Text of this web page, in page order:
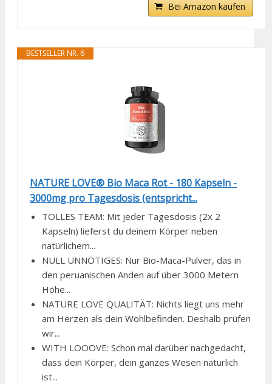
Bei Amazon kaufen
BESTSELLER NR. 6
NATURE LOVE® Bio Maca Rot - 180 Kapseln -
3000mg pro Tagesdosis (entspricht...
TOLLES TEAM: Mit jeder Tagesdosis (2x 2
Kapseln) lieferst du deinem Körper neben
natürlichem...
NULL UNNÖTIGES: Nur Bio-Maca-Pulver, das in
den peruanischen Anden auf über 3000 Metern
Höhe...
NATURE LOVE QUALITÄT: Nichts liegt uns mehr
am Herzen als dein Wohlbefinden. Deshalb prüfen
wir...
WITH LOOOVE: Schon mal darüber nachgedacht,
dass dein Körper, dein ganzes Wesen natürlich
ist...